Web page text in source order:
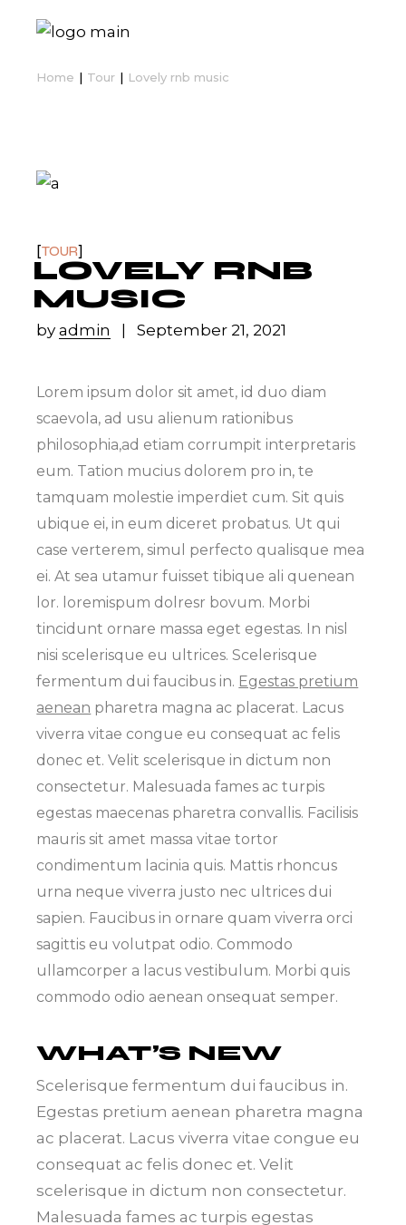
Home Tour Lovely rnb music
TOUR
LOVELY RNB
MUSIC
byadmin September 21, 2021
Lorem ipsum dolor sit amet, id duo diam
scaevola, ad usu alienum rationibus
philosophia,ad etiam corrumpit interpretaris
eum. Tation mucius dolorem pro in, te
tamquam molestie imperdiet cum. Sit quis
ubique ei, in eum diceret probatus. Ut qui
case verterem, simul perfecto qualisque mea
ei. At sea utamur fuisset tibique ali quenean
lor. loremispum dolresr bovum. Morbi
tincidunt ornare massa eget egestas. In nisl
nisi scelerisque eu ultrices. Scelerisque
fermentum dui faucibus in. Egestas pretium
aenean pharetra magna ac placerat. Lacus
viverra vitae congue eu consequat ac felis
donec et. Velit scelerisque in dictum non
consectetur. Malesuada fames ac turpis
egestas maecenas pharetra convallis. Facilisis
mauris sit amet massa vitae tortor
condimentum lacinia quis. Mattis rhoncus
urna neque viverra justo nec ultrices dui
sapien. Faucibus in ornare quam viverra orci
sagittis eu volutpat odio. Commodo
ullamcorper a lacus vestibulum. Morbi quis
commodo odio aenean onsequat semper.
WHAT’S NEW
Scelerisque fermentum dui faucibus in.
Egestas pretium aenean pharetra magna
ac placerat. Lacus viverra vitae congue eu
consequat ac felis donec et. Velit
scelerisque in dictum non consectetur.
Malesuada fames ac turpis egestas